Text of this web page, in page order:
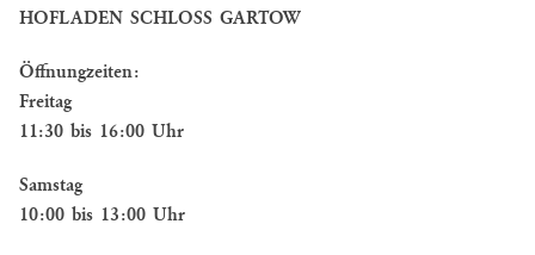
HOFLADEN SCHLOSS GARTOW
Öffnungzeiten:
Freitag
11:30 bis 16:00 Uhr
Samstag
10:00 bis 13:00 Uhr